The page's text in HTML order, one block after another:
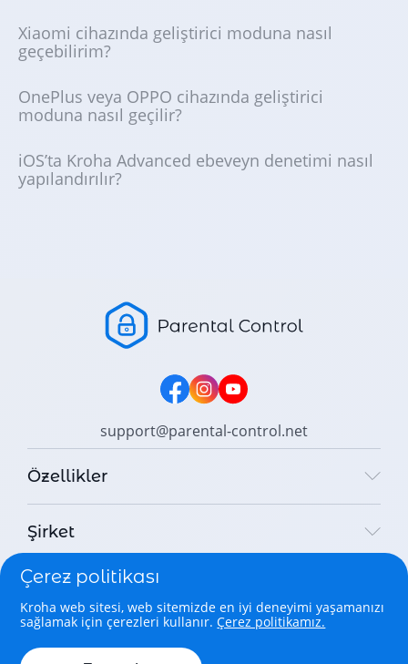
Xiaomi cihazında geliştirici moduna nasıl
geçebilirim?
OnePlus veya OPPO cihazında geliştirici
moduna nasıl geçilir?
iOS’ta Kroha Advanced ebeveyn denetimi nasıl
yapılandırılır?
support@parental-control.net
Özellikler
Şirket
Yasal
Copyright © 2026 Parental Control Kroha Sp. z o. o. All rights
reserved.
Çerez politikası
Kroha web sitesi, web sitemizde en iyi deneyimi yaşamanızı
sağlamak için çerezleri kullanır.Çerez politikamız.